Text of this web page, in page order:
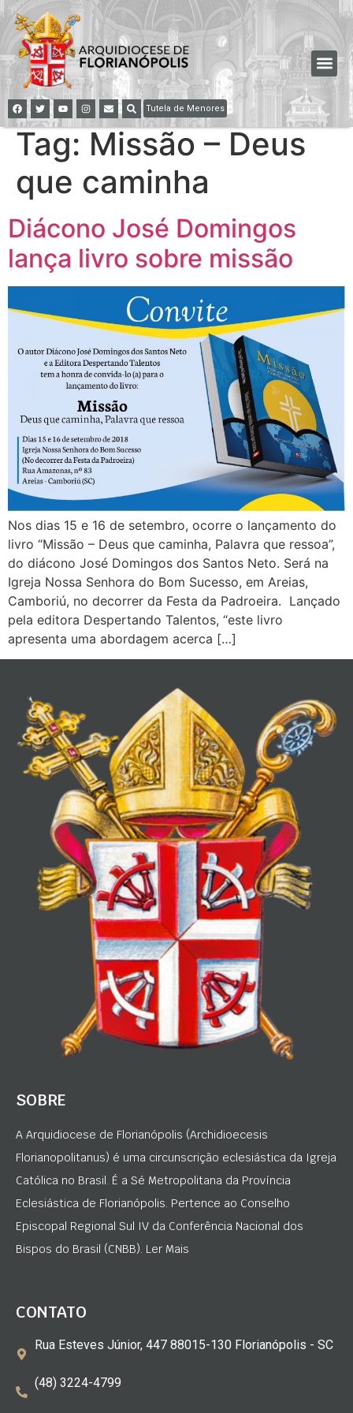
Tutela de Menores
Tag: Missão – Deus
que caminha
Diácono José Domingos
lança livro sobre missão
Nos dias 15 e 16 de setembro, ocorre o lançamento do
livro “Missão – Deus que caminha, Palavra que ressoa”,
do diácono José Domingos dos Santos Neto. Será na
Igreja Nossa Senhora do Bom Sucesso, em Areias,
Camboriú, no decorrer da Festa da Padroeira. Lançado
pela editora Despertando Talentos, “este livro
apresenta uma abordagem acerca […]
SOBRE
A Arquidiocese de Florianópolis (Archidioecesis
Florianopolitanus) é uma circunscrição eclesiástica da Igreja
Católica no Brasil. É a Sé Metropolitana da Província
Eclesiástica de Florianópolis. Pertence ao Conselho
Episcopal Regional Sul IV da Conferência Nacional dos
Bispos do Brasil (CNBB). Ler Mais
CONTATO
Rua Esteves Júnior, 447 88015-130 Florianópolis - SC
(48) 3224-4799